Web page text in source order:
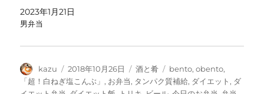
2023年1月21日
男弁当
投
稿
kazu
投
稿
2018年10月26日
カ
テ
酒と肴
タ
グ
bento,obento,
「超！白ねぎ塩こんぶ」 , お弁当, タンパク質補給, ダイエット , ダ